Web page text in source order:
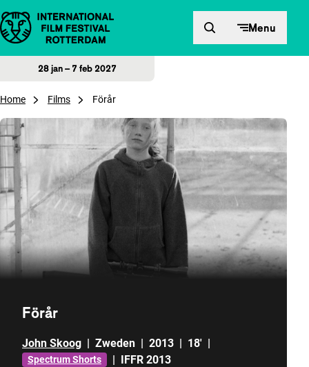
Direct naar inhoud Menu
28 jan – 7 feb 2027
Home Films Förår
Förår
John Skoog | Zweden | 2013 | 18' |
Spectrum Shorts | IFFR 2013